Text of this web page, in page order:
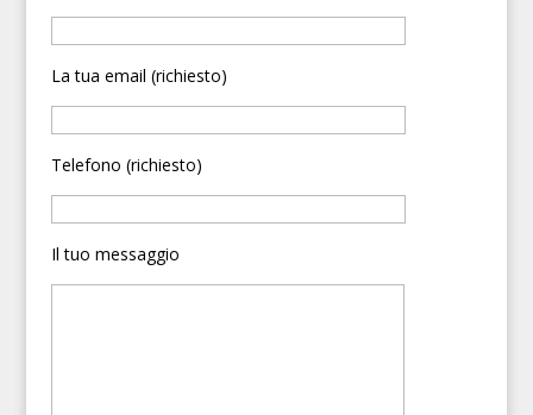
La tua email (richiesto)
Telefono (richiesto)
Il tuo messaggio